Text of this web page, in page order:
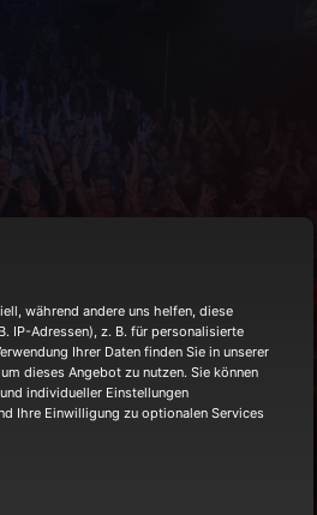
während andere uns helfen, diese
IP-Adressen), z. B. für personalisierte
Ihrer Daten finden Sie in unserer
dieses Angebot zu nutzen. Sie können
individueller Einstellungen
Ihre Einwilligung zu optionalen Services